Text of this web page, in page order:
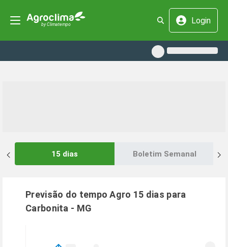
Login
15 dias Boletim Semanal
Previsão do tempo Agro 15 dias para
Carbonita - MG